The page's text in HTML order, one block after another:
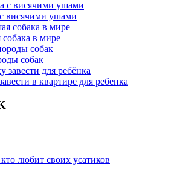
висячими ушами
в мире
собак
в квартире для ребенка
любит своих усатиков